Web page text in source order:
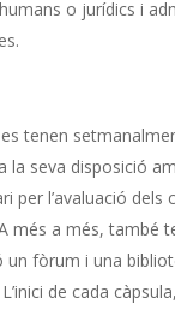
o jurídics i
tenen
la seva disposició
per l’avaluació dels
més a més, també
un fòrum i una
de cada